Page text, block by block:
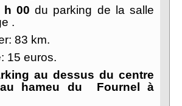
h 00 du parking de la salle
.
83 km.
15 euros.
au dessus du centre
hameu du Fournel à